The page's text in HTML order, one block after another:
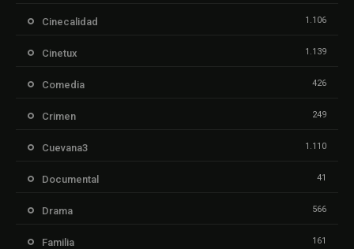
Cinecalidad 1.106
Cinetux 1.139
Comedia 426
Crimen 249
Cuevana3 1.110
Documental 41
Drama 566
Familia 161